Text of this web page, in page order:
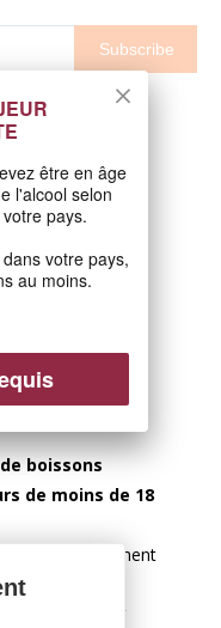
Subscribe
boissons
de moins de 18
exigée au moment
ART.L 3342-1 ET
être en âge
l'alcool selon
pays.
votre pays,
au moins.